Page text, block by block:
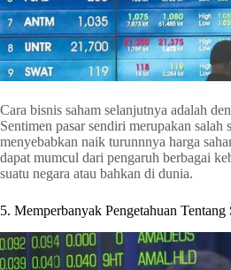
Cara bisnis saham selanjutnya adalah
Sentimen pasar sendiri merupakan salah
menyebabkan naik turunnnya harga
dapat mumcul dari pengaruh berbagai
suatu negara atau bahkan di dunia.
5. Memperbanyak Pengetahuan